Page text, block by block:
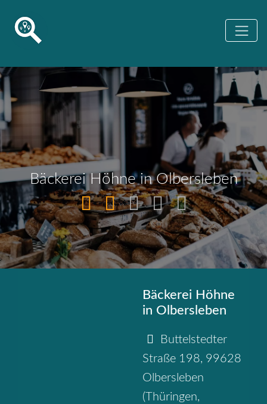
Bäckerei Höhne in Olbersleben
Bäckerei Höhne
in Olbersleben
Buttelstedter
Straße 198, 99628
Olbersleben
( Thüringen,